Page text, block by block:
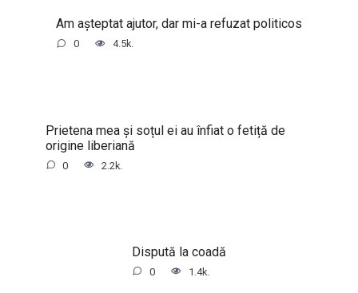
Am așteptat ajutor, dar mi-a refuzat politicos
0 4.5k.
Prietena mea și soțul ei au înfiat o fetiță de
origine liberiană
0 2.2k.
Dispută la coadă
0 1.4k.